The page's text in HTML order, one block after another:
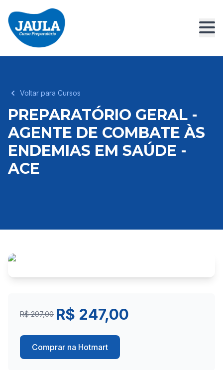
Voltar para Cursos
PREPARATÓRIO GERAL -
AGENTE DE COMBATE ÀS
ENDEMIAS EM SAÚDE -
ACE
R$ 297,00 R$ 247,00
Comprar na Hotmart